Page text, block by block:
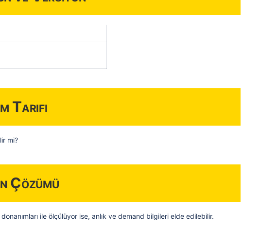
Tarifi
mi?
Çözümü
ile ölçülüyor ise, anlık ve demand bilgileri elde edilebilir.